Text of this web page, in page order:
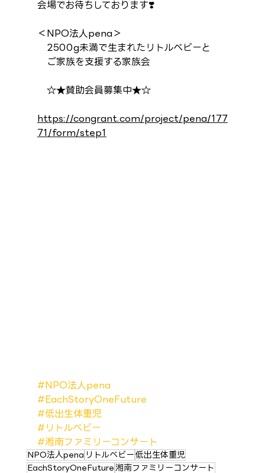
会場でお待ちしております❣️
＜NPO法人pena＞
2500g未満で生まれたリトルベビーと
ご家族を支援する家族会
☆★賛助会員募集中★☆
https://congrant.com/project/pena/177
71/form/step1
#NPO法人pena
#EachStoryOneFuture
#低出生体重児
#リトルベビー
#湘南ファミリーコンサート
NPO法人pena リトルベビー低出生体重児
EachStoryOneFuture湘南ファミリーコンサート